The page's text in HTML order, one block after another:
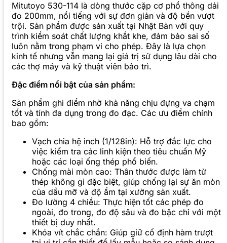
Mitutoyo 530-114 là dòng thước cặp cơ phổ thông dải
đo 200mm, nổi tiếng với sự đơn giản và độ bền vượt
trội. Sản phẩm được sản xuất tại Nhật Bản với quy
trình kiểm soát chất lượng khắt khe, đảm bảo sai số
luôn nằm trong phạm vi cho phép. Đây là lựa chọn
kinh tế nhưng vẫn mang lại giá trị sử dụng lâu dài cho
các thợ máy và kỹ thuật viên bảo trì.
Đặc điểm nổi bật của sản phẩm:
Sản phẩm ghi điểm nhờ khả năng chịu đựng va chạm
tốt và tính đa dụng trong đo đạc. Các ưu điểm chính
bao gồm:
Vạch chia hệ inch (1/128in): Hỗ trợ đắc lực cho
việc kiểm tra các linh kiện theo tiêu chuẩn Mỹ
hoặc các loại ống thép phổ biến.
Chống mài mòn cao: Thân thước được làm từ
thép không gỉ đặc biệt, giúp chống lại sự ăn mòn
của dầu mỡ và độ ẩm tại xưởng sản xuất.
Đo lường 4 chiều: Thực hiện tốt các phép đo
ngoài, đo trong, đo độ sâu và đo bậc chỉ với một
thiết bị duy nhất.
Khóa vít chắc chắn: Giúp giữ cố định hàm trượt